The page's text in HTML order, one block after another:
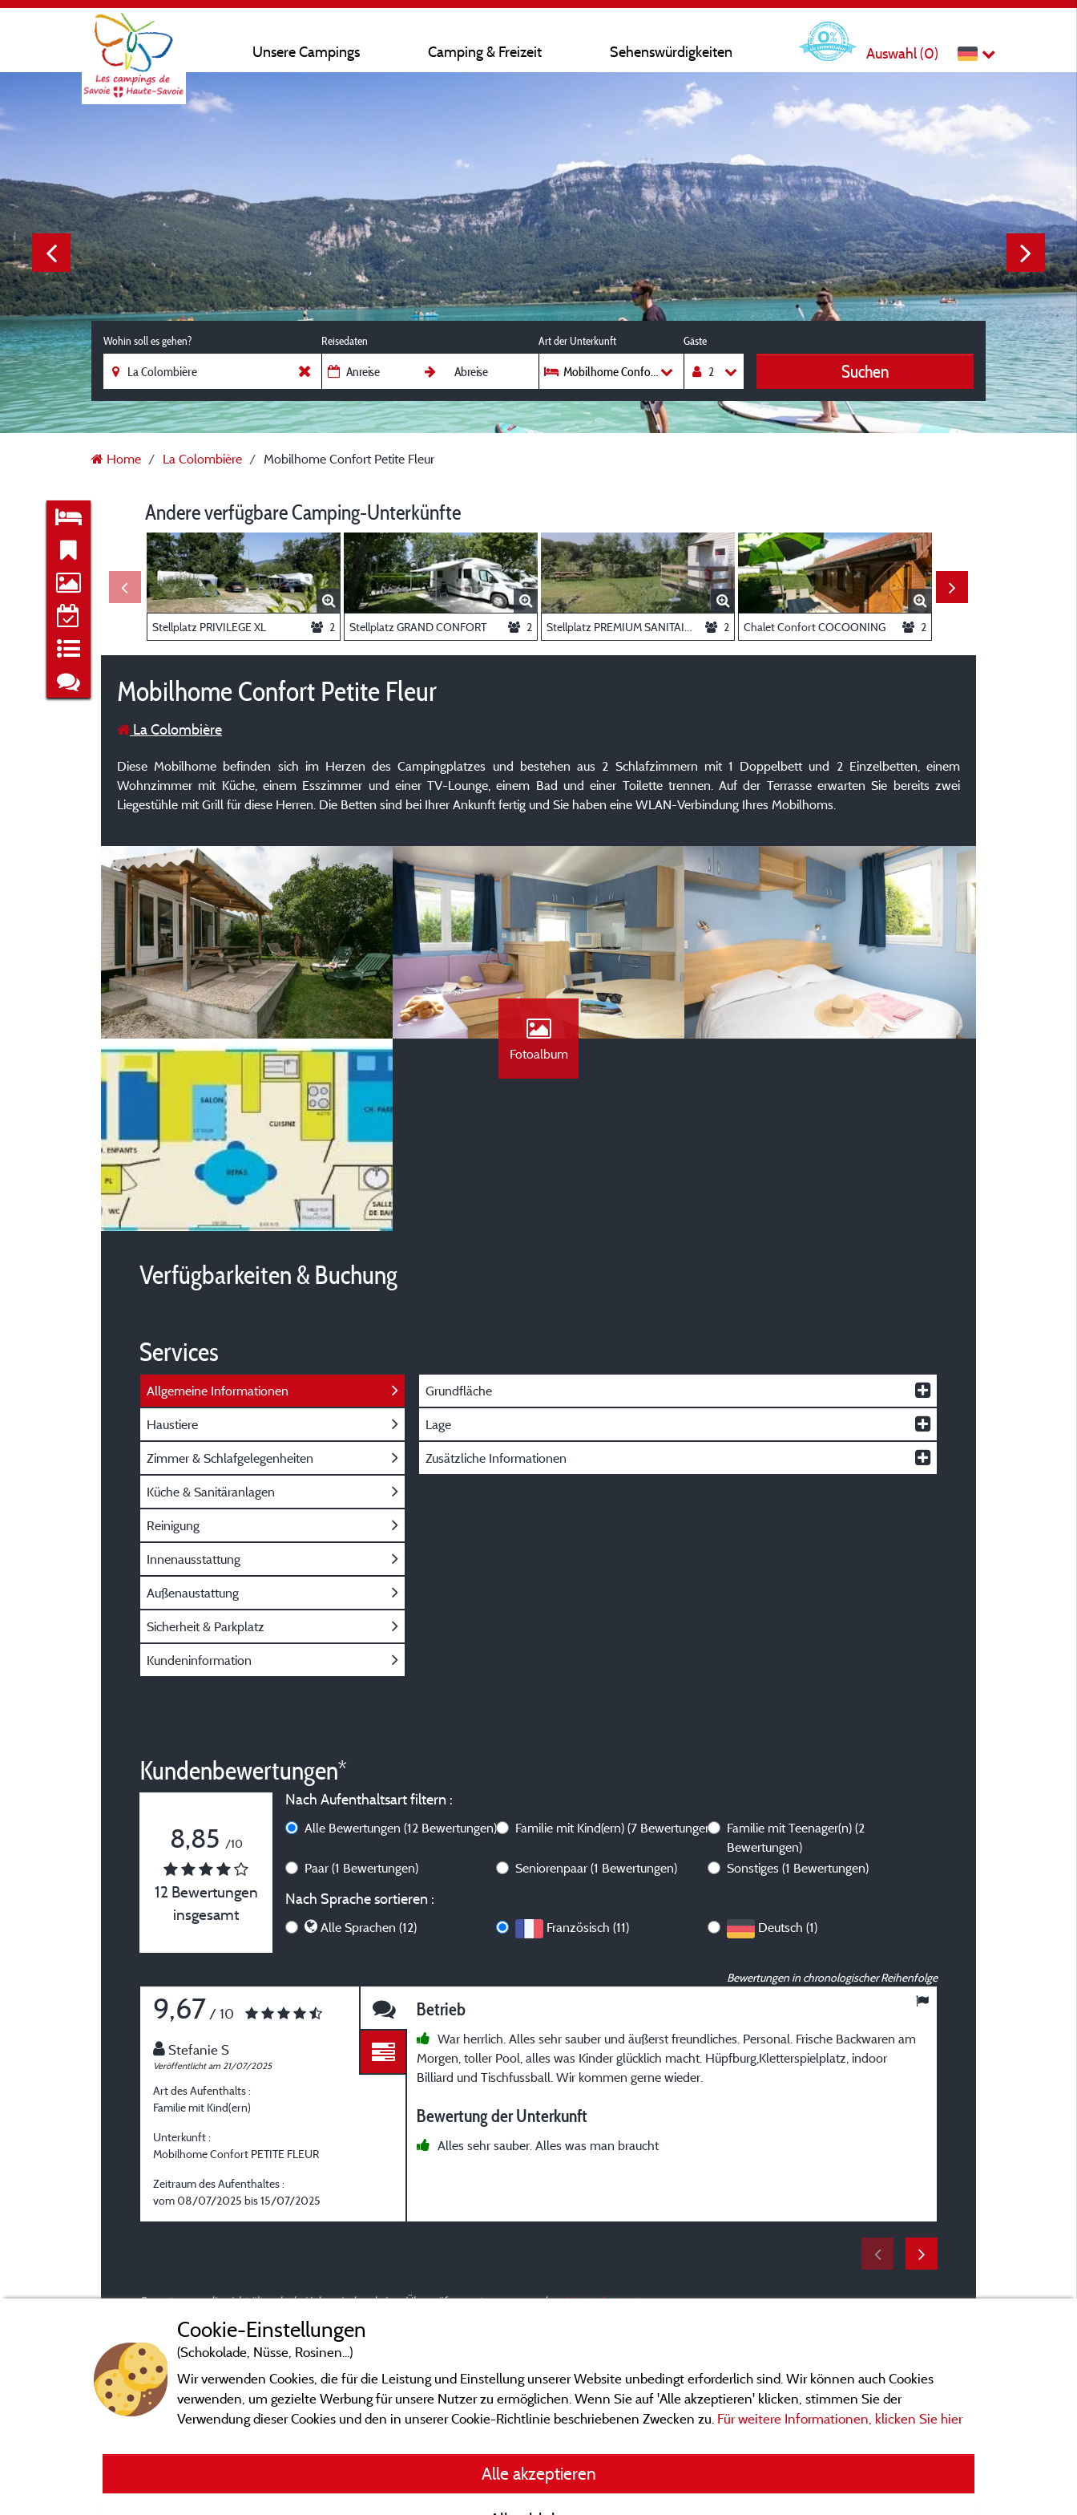
Unsere Campings Camping & Freizeit Sehenswürdigkeiten Auswahl (0)
Wohin soll es gehen? Reisedaten Art der Unterkunft
Mobilhome Confort Petite Fleur
Gäste
Suchen
Home La Colombière Mobilhome Confort Petite Fleur
Andere verfügbare Camping-Unterkünfte
Stellplatz PRIVILEGE XL 2 Stellplatz GRAND CONFORT 2 2 Chalet Confort COCOONING 2
Mobilhome Confort Petite Fleur
La Colombière
Diese Mobilhome befinden sich im Herzen des Campingplatzes und bestehen aus 2 Schlafzimmern mit 1 Doppelbett und 2 Einzelbetten, einem
Wohnzimmer mit Küche, einem Esszimmer und einer TV-Lounge, einem Bad und einer Toilette trennen. Auf der Terrasse erwarten Sie bereits zwei
Liegestühle mit Grill für diese Herren. Die Betten sind bei Ihrer Ankunft fertig und Sie haben eine WLAN-Verbindung Ihres Mobilhoms.
Fotoalbum
Verfügbarkeiten & Buchung
Services
Allgemeine Informationen
Haustiere
Zimmer & Schlafgelegenheiten
Küche & Sanitäranlagen
Reinigung
Innenausstattung
Außenaustattung
Sicherheit & Parkplatz
Kundeninformation
Grundfläche
Lage
Zusätzliche Informationen
Kundenbewertungen*
8,85 /10
12 Bewertungen
insgesamt
Nach Aufenthaltsart filtern :
Alle Bewertungen (12 Bewertungen) Familie mit Kind(ern)(7 Bewertungen) Familie mit Teenager(n) (2
Bewertungen)
Paar (1 Bewertungen) Seniorenpaar(1 Bewertungen) Sonstiges (1 Bewertungen)
Nach Sprache sortieren :
Alle Sprachen (12) Französisch (11) Deutsch (1)
Bewertungen in chronologischer Reihenfolge
9,67 / 10
Stefanie S
Veröffentlicht am 21/07/2025
Art des Aufenthalts :
Familie mit Kind(ern)
Unterkunft :
Mobilhome Confort PETITE FLEUR
Zeitraum des Aufenthaltes :
vom 08/07/2025 bis 15/07/2025
Betrieb
War herrlich. Alles sehr sauber und äußerst freundliches. Personal. Frische Backwaren am
Morgen, toller Pool, alles was Kinder glücklich macht. Hüpfburg,Kletterspielplatz, indoor
Billiard und Tischfussball. Wir kommen gerne wieder.
Bewertung der Unterkunft
Alles sehr sauber. Alles was man braucht
Bewertungen, die nicht älter als drei Jahre sind und einer Überprüfung unterzogen wurden.Mehr Informationen
Cookie-Einstellungen
(Schokolade, Nüsse, Rosinen...)
Wir verwenden Cookies, die für die Leistung und Einstellung unserer Website unbedingt erforderlich sind. Wir können auch Cookies
verwenden, um gezielte Werbung für unsere Nutzer zu ermöglichen. Wenn Sie auf 'Alle akzeptieren' klicken, stimmen Sie der
Verwendung dieser Cookies und den in unserer Cookie-Richtlinie beschriebenen Zwecken zu. Für weitere Informationen, klicken Sie hier
Alle akzeptieren